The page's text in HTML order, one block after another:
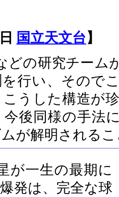
国立天文台】
どの研究チーム
行い、そので
こうした構造が
今後同様の手法
が解明される
が一生の最期に
発は、完全な球